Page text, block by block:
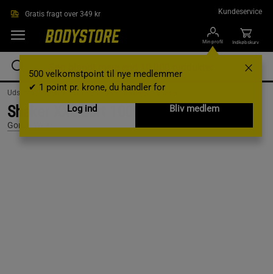
Gratis fragt over 349 kr Kundeservice
Min profil
500 velkomstpoint til nye medlemmer
✔ 1 point pr. krone, du handler for
Log ind
Bliv medlem
Indkøbskurv
Udstyr og tilbehør /Shakers og vandflasker / Shaker
Shaker XXL Sort 1000 ml
Gorilla Wear